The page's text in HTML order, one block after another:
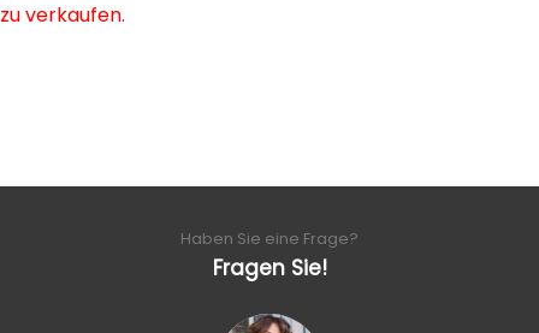
zu verkaufen.
Haben Sie eine Frage?
Fragen Sie!